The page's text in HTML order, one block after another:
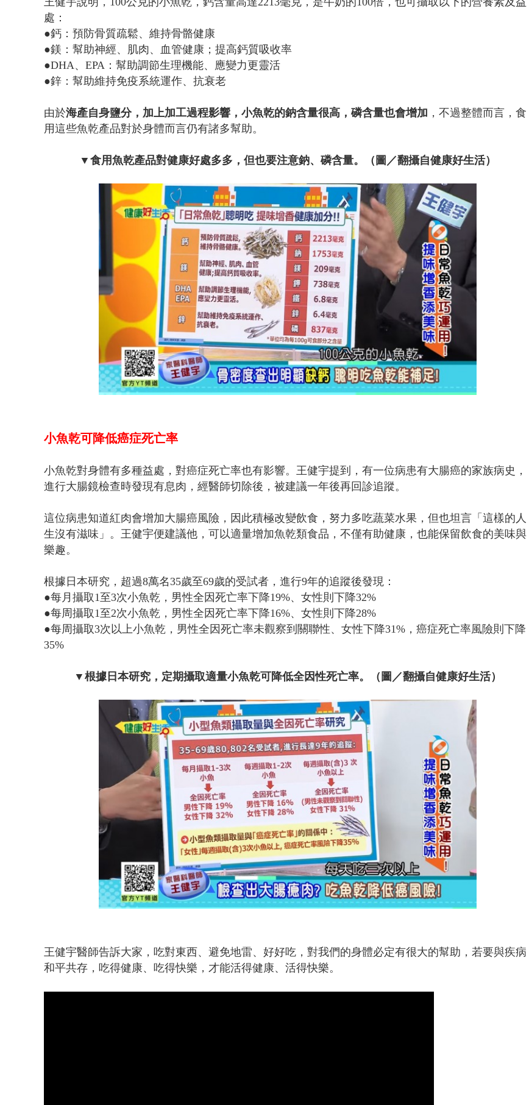
處：
●鈣：預防骨質疏鬆、維持骨骼健康
●鎂：幫助神經、肌肉、血管健康；提高鈣質吸收率
●DHA、EPA：幫助調節生理機能、應變力更靈活
●鋅：幫助維持免疫系統運作、抗衰老
由於海產自身鹽分，加上加工過程影響，小魚乾的鈉含量很高，磷含量也會增加 ，不過整體而言，食
用這些魚乾產品對於身體而言仍有諸多幫助。
▼食用魚乾產品對健康好處多多，但也要注意鈉、磷含量。（圖／翻攝自健康好生活）
小魚乾可降低癌症死亡率
小魚乾對身體有多種益處，對癌症死亡率也有影響。王健宇提到，有一位病患有大腸癌的家族病史，
進行大腸鏡檢查時發現有息肉，經醫師切除後，被建議一年後再回診追蹤。
這位病患知道紅肉會增加大腸癌風險，因此積極改變飲食，努力多吃蔬菜水果，但也坦言「這樣的人
生沒有滋味」。王健宇便建議他，可以適量增加魚乾類食品，不僅有助健康，也能保留飲食的美味與
樂趣。
根據日本研究，超過8萬名35歲至69歲的受試者，進行9年的追蹤後發現：
●每月攝取1至3次小魚乾，男性全因死亡率下降19%、女性則下降32%
●每周攝取1至2次小魚乾，男性全因死亡率下降16%、女性則下降28%
●每周攝取3次以上小魚乾，男性全因死亡率未觀察到關聯性、女性下降31%，癌症死亡率風險則下降
35%
▼根據日本研究，定期攝取適量小魚乾可降低全因性死亡率。（圖／翻攝自健康好生活）
王健宇醫師告訴大家，吃對東西、避免地雷、好好吃，對我們的身體必定有很大的幫助，若要與疾病
和平共存，吃得健康、吃得快樂，才能活得健康、活得快樂。